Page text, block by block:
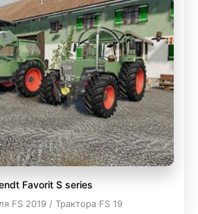
Favorit S series
FS 2019 / Трактора FS 19